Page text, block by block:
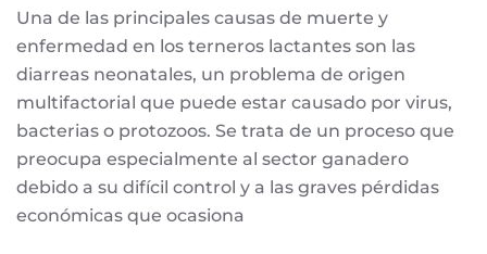
Una de las principales causas de muerte y
enfermedad en los terneros lactantes son las
diarreas neonatales, un problema de origen
multifactorial que puede estar causado por virus,
bacterias o protozoos. Se trata de un proceso que
preocupa especialmente al sector ganadero
debido a su difícil control y a las graves pérdidas
económicas que ocasiona